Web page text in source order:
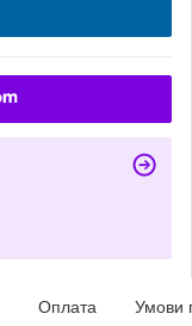
Оплата Умови